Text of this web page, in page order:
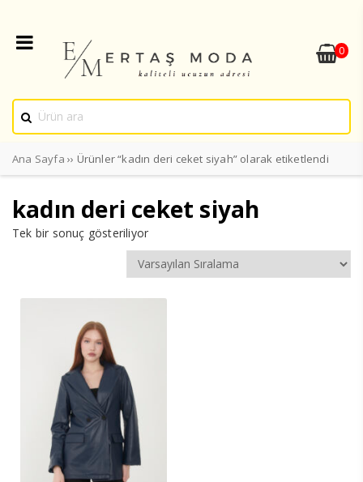
0
Ana Sayfa ›› Ürünler “kadın deri ceket siyah” olarak etiketlendi
kadın deri ceket siyah
Tek bir sonuç gösteriliyor